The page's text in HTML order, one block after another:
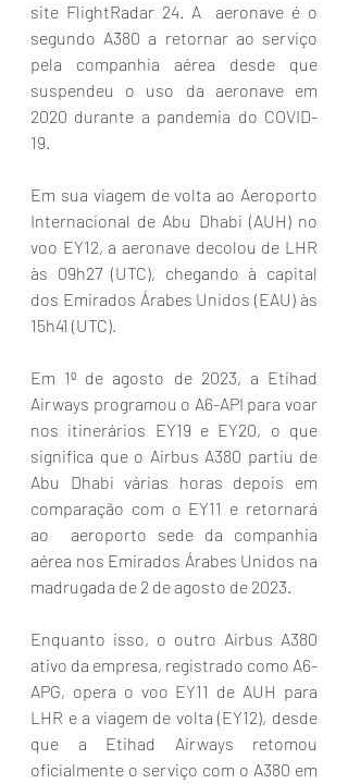
site FlightRadar 24. A  aeronave é o
segundo A380 a retornar ao serviço
pela companhia aérea desde que
suspendeu o uso da aeronave em
2020 durante a pandemia do COVID-
19.
Em sua viagem de volta ao Aeroporto
Internacional de Abu Dhabi (AUH) no
voo EY12, a aeronave decolou de LHR
às 09h27 (UTC), chegando à capital
dos Emirados Árabes Unidos (EAU) às
15h41 (UTC).
Em 1º de agosto de 2023, a Etihad
Airways programou o A6-API para voar
nos itinerários EY19 e EY20, o que
significa que o Airbus A380 partiu de
Abu Dhabi várias horas depois em
comparação com o EY11 e retornará
ao  aeroporto sede da companhia
aérea nos Emirados Árabes Unidos na
madrugada de 2 de agosto de 2023.
Enquanto isso, o outro Airbus A380
ativo da empresa, registrado como A6-
APG, opera o voo EY11 de AUH para
LHR e a viagem de volta (EY12), desde
que a Etihad Airways retomou
oficialmente o serviço com o A380 em